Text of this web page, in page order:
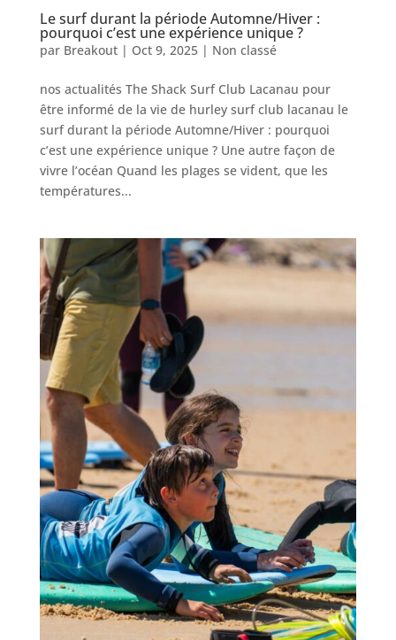
Le surf durant la période Automne/Hiver :
pourquoi c’est une expérience unique ?
par Breakout| Oct 9, 2025| Non classé
nos actualités The Shack Surf Club Lacanau pour
être informé de la vie de hurley surf club lacanau le
surf durant la période Automne/Hiver : pourquoi
c’est une expérience unique ? Une autre façon de
vivre l’océan Quand les plages se vident, que les
températures...